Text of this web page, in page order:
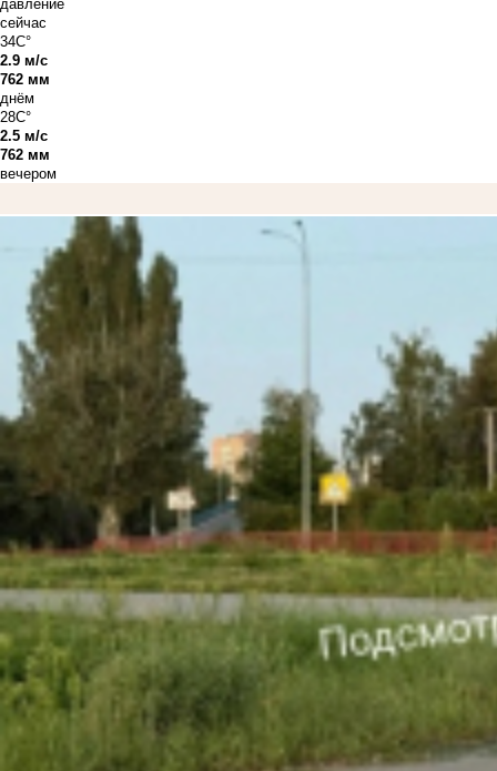
давление
сейчас
34C°
2.9 м/с
762 мм
днём
28C°
2.5 м/с
762 мм
вечером